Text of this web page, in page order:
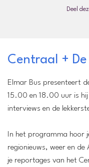
Deel
Centraal +
Elmar Bus presenteert
15.00 en 18.00 uur is
interviews en de
In het programma hoor
regionieuws, weer en
je reportages van het